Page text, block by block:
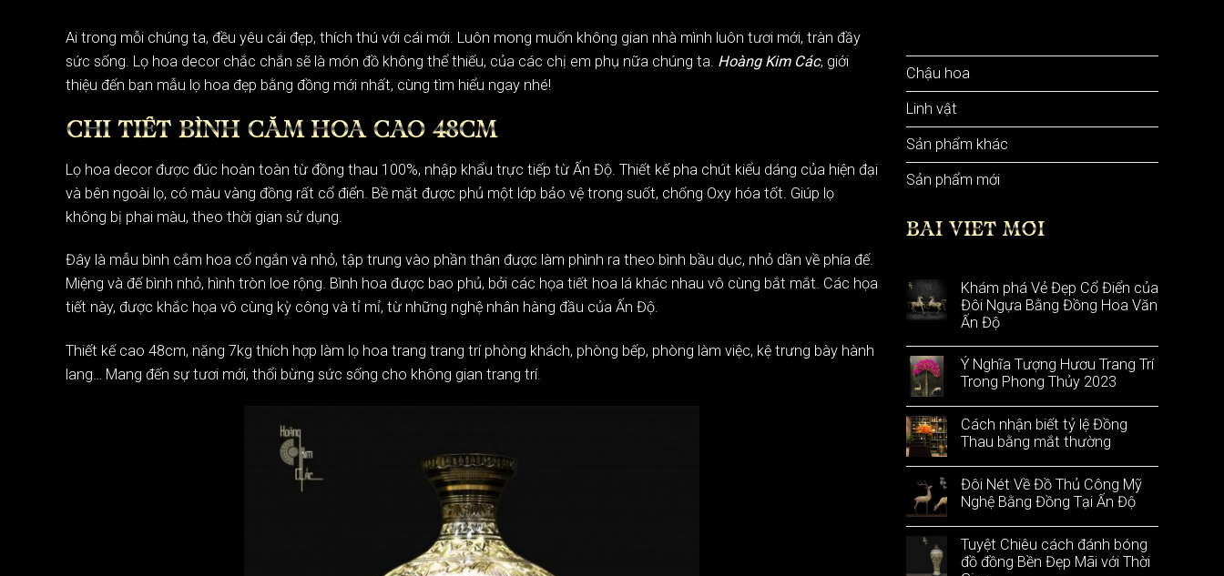
Ai trong mỗi chúng ta, đều yêu cái đẹp, thích thú với cái mới. Luôn mong muốn không gian nhà mình luôn tươi mới, tràn đầy
sức sống. Lọ hoa decor chắc chắn sẽ là món đồ không thể thiếu, của các chị em phụ nữa chúng ta. Hoàng Kim Các, giới
thiệu đến bạn mẫu lọ hoa đẹp bằng đồng mới nhất, cùng tìm hiểu ngay nhé!
CHI TIẾT BÌNH CẮM HOA CAO 48CM
Lọ hoa decor được đúc hoàn toàn từ đồng thau 100%, nhập khẩu trực tiếp từ Ấn Độ. Thiết kế pha chút kiểu dáng của hiện đại
và bên ngoài lọ, có màu vàng đồng rất cổ điển. Bề mặt được phủ một lớp bảo vệ trong suốt, chống Oxy hóa tốt. Giúp lọ
không bị phai màu, theo thời gian sử dụng.
Đây là mẫu bình cắm hoa cổ ngắn và nhỏ, tập trung vào phần thân được làm phình ra theo bình bầu dục, nhỏ dần về phía đế.
Miệng và đế bình nhỏ, hình tròn loe rộng. Bình hoa được bao phủ, bởi các họa tiết hoa lá khác nhau vô cùng bắt mắt. Các họa
tiết này, được khắc họa vô cùng kỳ công và tỉ mỉ, từ những nghệ nhân hàng đầu của Ấn Độ.
Thiết kế cao 48cm, nặng 7kg thích hợp làm lọ hoa trang trang tríphòng khách, phòng bếp, phòng làm việc, kệ trưng bày hành
lang… Mang đến sự tươi mới, thổi bừng sức sống cho không gian trang trí.
Chậu hoa
Linh vật
Sản phẩm khác
Sản phẩm mới
BÀI VIẾT MỚI
Khám phá Vẻ Đẹp Cổ Điển của
Đôi Ngựa Bằng Đồng Hoa Văn
Ấn Độ
Ý Nghĩa Tượng Hươu Trang Trí
Trong Phong Thủy 2023
Cách nhận biết tỷ lệ Đồng
Thau bằng mắt thường
Đôi Nét Về Đồ Thủ Công Mỹ
Nghệ Bằng Đồng Tại Ấn Độ
Tuyệt Chiêu cách đánh bóng
đồ đồng Bền Đẹp Mãi với Thời